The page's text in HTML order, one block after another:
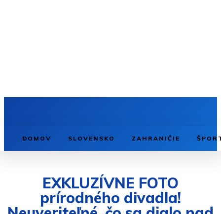
DOMOV SLOVENSKO ZAHRANIČIE
EXKLUZÍVNE FOTO
prírodného divadla!